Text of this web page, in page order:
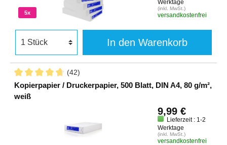
5x
Werktage
(inkl. MwSt.)
versandkostenfrei
In den Warenkorb
(42)
Kopierpapier / Druckerpapier, 500 Blatt, DIN A4, 80 g/m²,
weiß
9,99 €
Lieferzeit : 1-2
Werktage
(inkl. MwSt.)
versandkostenfrei